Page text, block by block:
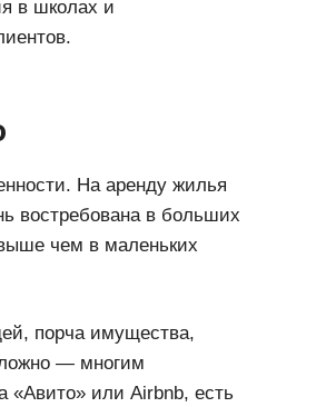
в школах и
На аренду жилья
востребована в больших
чем в маленьких
порча имущества,
— многим
«Авито» или Airbnb, есть